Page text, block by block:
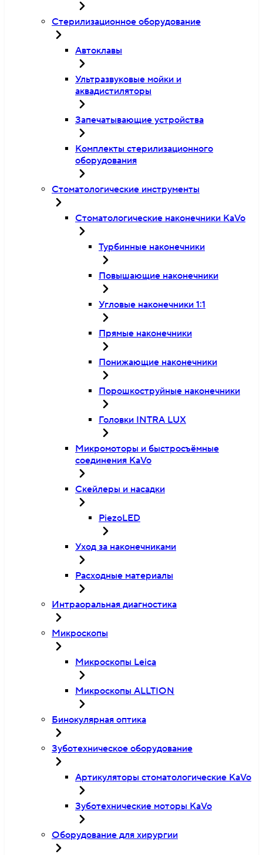
Стерилизационное оборудование
Автоклавы
Ультразвуковые мойки и
аквадистиляторы
Запечатывающие устройства
Комплекты стерилизационного
оборудования
Стоматологические инструменты
Стоматологические наконечники KaVo
Турбинные наконечники
Повышающие наконечники
Угловые наконечники 1:1
Прямые наконечники
Понижающие наконечники
Порошкоструйные наконечники
Головки INTRA LUX
Микромоторы и быстросъёмные
соединения KaVo
Скейлеры и насадки
PiezoLED
Уход за наконечниками
Расходные материалы
Интраоральная диагностика
Микроскопы
Микроскопы Leica
Микроскопы ALLTION
Бинокулярная оптика
Зуботехническое оборудование
Артикуляторы стоматологические KaVo
Зуботехнические моторы KaVo
Оборудование для хирургии